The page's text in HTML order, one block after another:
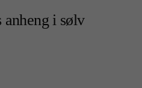
anheng i sølv